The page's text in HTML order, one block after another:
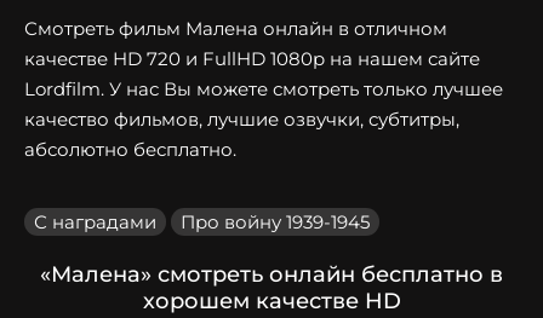
Смотреть фильм Малена онлайн в отличном
качестве HD 720 и FullHD 1080p на нашем сайте
Lordfilm. У нас Вы можете смотреть только лучшее
качество фильмов, лучшие озвучки, субтитры,
абсолютно бесплатно.
С наградами Про войну 1939-1945
«Малена» смотреть онлайн бесплатно в
хорошем качестве HD